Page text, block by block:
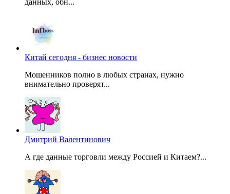
данных, обн...
Китай сегодня - бизнес новости
Мошенников полно в любых странах, нужно
внимательно проверят...
Дмитрий Валентинович
А где данные торговли между Россией и Китаем?...